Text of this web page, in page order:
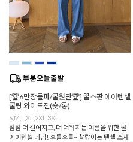
[🏆6만장돌파/쿨원단🏆] 꿀스판 에어텐셀
쿨링 와이드진(숏/롱)
S,M,L,XL,2XL,3XL
점점 더 길어지고, 더 더워지는 여름을 위한 쿨
에어텐셀 데님! 후들후들~ 찰랑이는 텐셀 소재